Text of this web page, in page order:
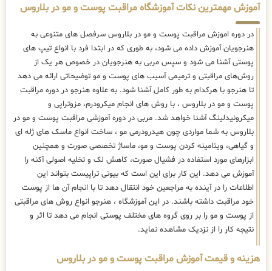
آموزش مهمترین نکات آموزشگاه مراقبت پوست و مو در بلاروس
در دوره اموزش مراقبت پوست و مو در بلاروس سرفصل های متنوعی به
هنرجویان آموزش داده می شود، به طوری که در ابتدا فرد با انواع تیپ های
پوستی آشنا می شود و سپس مربی به هنرجویان در خصوص هر یک از
روش‌های مراقبتی و ترمیمی آسیب های پوست و مو توضیحاتی ارائه می دهد
تا هنرجو با هرکدام به طور کامل آشنا شود. به علاوه هنرجو در دوره مراقبت
پوست و مو در بلاروس ، با روش های انجام میکرودرم، مزوتراپی و
میکرونیدلینگ آشنا خواهد شد. مربی در دوره آموزشی مراقبت پوست و مو در
بلاروس به شما مواردی چون هیدرودرمی مو ، ساخت انواع ماسک های ژله ای
و گیاهی، ویتامینه کردن پوست و مو، ماساژ تخصصی صورت و همچنین
ابزارهای مورد استفاده در فشیال صورت، کاهش لک و تخلیه اصولی آکنه را
آموزش می دهد. این کار برای این است که بیوتی تراپیست بتواند این
اطلاعات را در آینده به مراجعین خود انتقال دهد تا با انجام آن ها از پوست
خود مراقبت داشته باشند. در این آموزشگاه ، هنرجو انواع روش های مراقبتی
از پوست و مو را بر روی گروه های مختلف پوستی انجام می دهد تا اثر و
نتیجه کار را از نزدیک مشاهده نماید.
هزینه و قیمت آموزش مراقبت پوست و مو در بلاروس